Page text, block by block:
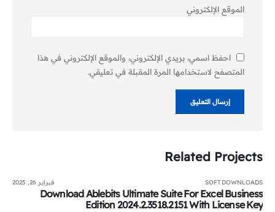
الموقع الإلكتروني
احفظ اسمي، بريدي الإلكتروني، والموقع الإلكتروني في هذا
المتصفح لاستخدامها المرة المقبلة في تعليقي.
Related Projects
SOFTDOWNLOADS فبراير 26, 2025
Download Ablebits Ultimate Suite For Excel Business
Edition 2024.2.3518.2151 With License Key